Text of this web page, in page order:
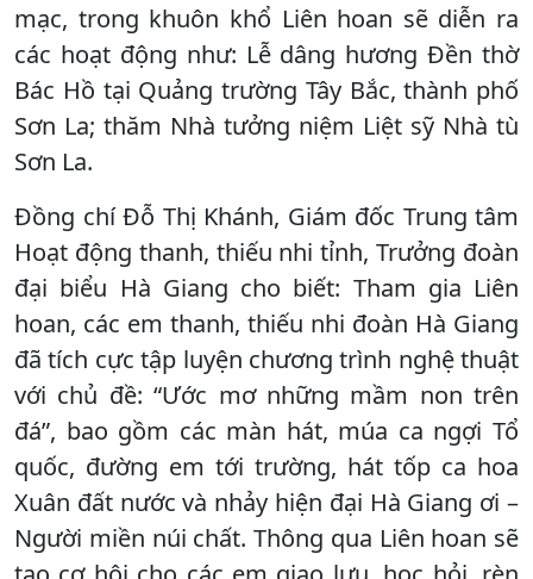
mạc, trong khuôn khổ Liên hoan sẽ diễn ra
các hoạt động như: Lễ dâng hương Đền thờ
Bác Hồ tại Quảng trường Tây Bắc, thành phố
Sơn La; thăm Nhà tưởng niệm Liệt sỹ Nhà tù
Sơn La.
Đồng chí Đỗ Thị Khánh, Giám đốc Trung tâm
Hoạt động thanh, thiếu nhi tỉnh, Trưởng đoàn
đại biểu Hà Giang cho biết: Tham gia Liên
hoan, các em thanh, thiếu nhi đoàn Hà Giang
đã tích cực tập luyện chương trình nghệ thuật
với chủ đề: “Ước mơ những mầm non trên
đá”, bao gồm các màn hát, múa ca ngợi Tổ
quốc, đường em tới trường, hát tốp ca hoa
Xuân đất nước và nhảy hiện đại Hà Giang ơi –
Người miền núi chất. Thông qua Liên hoan sẽ